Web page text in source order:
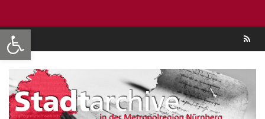
Werkzeugleiste öffnen